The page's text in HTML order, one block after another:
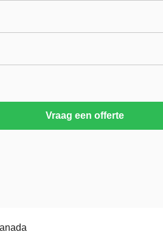
Vraag een offerte